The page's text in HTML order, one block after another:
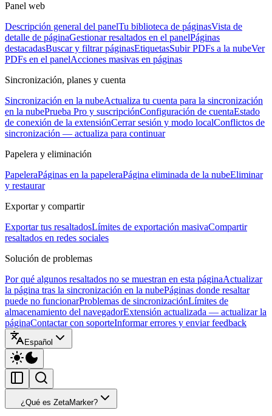
Panel web
Descripción general del panelTu biblioteca de páginasVista de
detalle de páginaGestionar resaltados en el panelPáginas
destacadasBuscar y filtrar páginasEtiquetasSubir PDFs a la nubeVer
PDFs en el panelAcciones masivas en páginas
Sincronización, planes y cuenta
Sincronización en la nubeActualiza tu cuenta para la sincronización
en la nubePrueba Pro y suscripciónConfiguración de cuentaEstado
de conexión de la extensiónCerrar sesión y modo localConflictos de
sincronización — actualiza para continuar
Papelera y eliminación
PapeleraPáginas en la papeleraPágina eliminada de la nubeEliminar
y restaurar
Exportar y compartir
Exportar tus resaltadosLímites de exportación masivaCompartir
resaltados en redes sociales
Solución de problemas
Por qué algunos resaltados no se muestran en esta páginaActualizar
la página tras la sincronización en la nubePáginas donde resaltar
puede no funcionarProblemas de sincronizaciónLímites de
almacenamiento del navegadorExtensión actualizada — actualizar la
páginaContactar con soporteInformar errores y enviar feedback
Español
¿Qué es ZetaMarker?